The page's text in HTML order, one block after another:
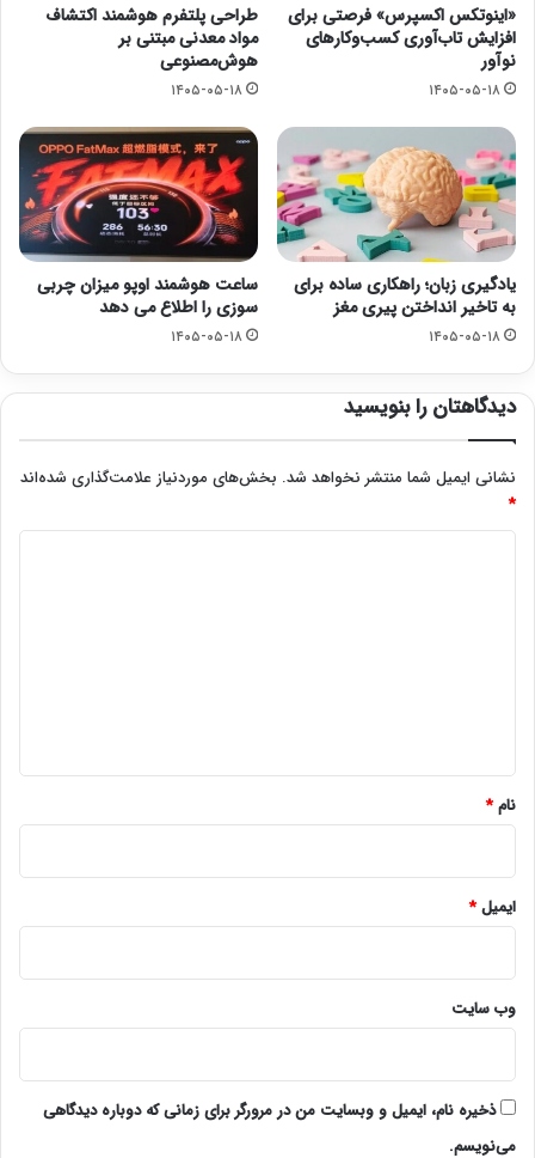
«اینوتکس اکسپرس» فرصتی برای
افزایش تاب‌آوری کسب‌وکارهای
نوآور
۱۴۰۵-۰۵-۱۸
طراحی پلتفرم هوشمند اکتشاف
مواد معدنی مبتنی بر
هوش‌مصنوعی
۱۴۰۵-۰۵-۱۸
یادگیری زبان؛ راهکاری ساده برای
به تاخیر انداختن پیری مغز
۱۴۰۵-۰۵-۱۸
ساعت هوشمند اوپو میزان چربی
سوزی را اطلاع می دهد
۱۴۰۵-۰۵-۱۸
دیدگاهتان را بنویسید
نشانی ایمیل شما منتشر نخواهد شد. بخش‌های موردنیاز علامت‌گذاری شده‌اند
*
نام*
ایمیل*
وب‌ سایت
ذخیره نام، ایمیل و وبسایت من در مرورگر برای زمانی که دوباره دیدگاهی
می‌نویسم.